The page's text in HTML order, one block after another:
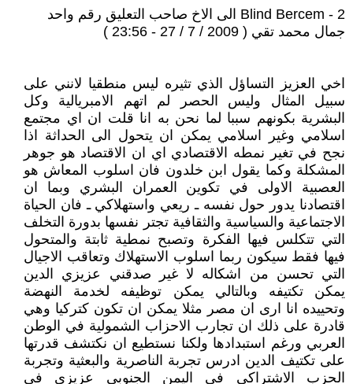
2 - Blind Bercem الى الاخ صاحب التعليق رقم واحد
جمال محمد تقي ( 2009 / 7 / 27 - 23:56 )
اخي العزيز التساؤل الذي تثيره ليس منطقيا لانني على
سبيل المثال وليس الحصر لم اتهم الامبريالية وكل
البشرية بكونهم سببا لما نحن به انا قلت ان اي مجتمع
اسلامي وغير اسلامي يمكن ان يتحول الى الحداثة اذا
نجح في تغير نمطه الاقتصادي اي ان الاقتصاد هو جوهر
المشكلة وكما يقول ابن خلدون فان اسلوب المعاش هو
العصبية الاولى في تكوين العمران البشري وبما ان
اقتصادنا يدور حول نفسه ـ ريعي واستهلاكي ـ فان الحياة
الاجتماعية والسياسية والثقافية تجتر نفسها بدورة التخلف
التي تتكلس فيها الفكرة وتصبح نمطية ثابتة والمتحول
فيها فقط سيكون ربما اسلوب الاستهلاك وتعاقب الاجيال
التي تحسن من اشكاله لا غير صدقني عزيزي الدين
يمكن تكتيفه وبالتالي يمكن توظيفه لخدمة النهضة
وتحييده انا ارى ان مصر مثلا يمكن ان تكون كتركيا وهي
قادرة على ذلك ان تجارب الاحزاب الشمولية في الوطن
العربي ورغم استبدادها ولكنا نستطيع ان نكتشف قدرتها
على تكتيف الدين ادرس تجربة الناصرية والبعثية وتجربة
الحزب الاشتراكي في اليمن الجنوبي عزيزي في